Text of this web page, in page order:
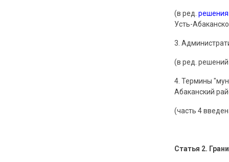
(в ред. решения
Усть-
3.
(в ред.
4. Термины
Абаканский
(часть 4
Статья 2.